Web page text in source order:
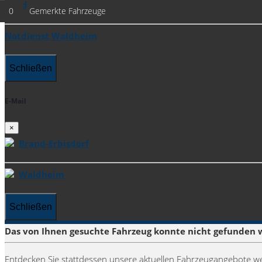
Waldheim
Notdienst Waldheim
Schließen
E-Mail
×
Brand-Erbisdorf
Waldheim
Schließen
Das von Ihnen gesuchte Fahrzeug konnte nicht gefunden
Entdecken Sie stattdessen unsere aktuellen Fahrzeugangebote
0 Gemerkte Fahrzeuge